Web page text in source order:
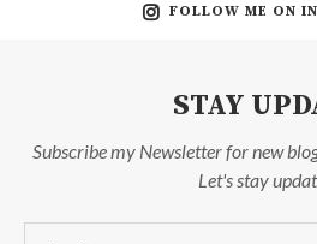
FOLLOW ME ON
STAY
Subscribe my Newsletter for new
Let's stay